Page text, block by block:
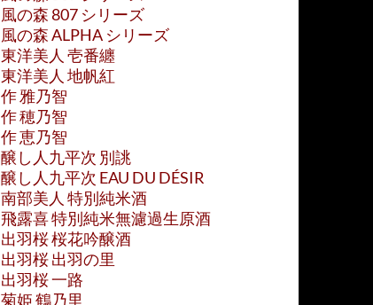
風の森 807 シリーズ
風の森 ALPHA シリーズ
東洋美人 壱番纏
東洋美人 地帆紅
作 雅乃智
作 穂乃智
作 恵乃智
醸し人九平次 別誂
醸し人九平次 EAU DU DÉSIR
南部美人 特別純米酒
飛露喜 特別純米無濾過生原酒
出羽桜 桜花吟醸酒
出羽桜 出羽の里
出羽桜 一路
菊姫 鶴乃里